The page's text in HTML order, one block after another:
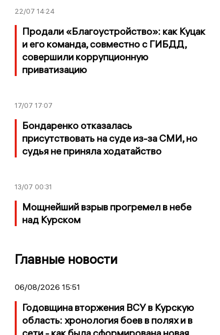
22/07 14:24
Продали «Благоустройство»: как Куцак
и его команда, совместно с ГИБДД,
совершили коррупционную
приватизацию
17/07 17:07
Бондаренко отказалась
присутствовать на суде из-за СМИ, но
судья не приняла ходатайство
13/07 00:31
Мощнейший взрыв прогремел в небе
над Курском
Главные новости
06/08/2026 15:51
Годовщина вторжения ВСУ в Курскую
область: хронология боев в полях и в